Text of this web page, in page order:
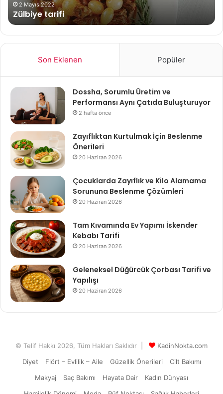
2 Mayıs 2022
Zülbiye tarifi
Son Eklenen Popüler
Dossha, Sorumlu Üretim ve
Performansı Aynı Çatıda Buluşturuyor
2 hafta önce
Zayıflıktan Kurtulmak İçin Beslenme
Önerileri
20 Haziran 2026
Çocuklarda Zayıflık ve Kilo Alamama
Sorununa Beslenme Çözümleri
20 Haziran 2026
Tam Kıvamında Ev Yapımı İskender
Kebabı Tarifi
20 Haziran 2026
Geleneksel Düğürcük Çorbası Tarifi ve
Yapılışı
20 Haziran 2026
© Telif Hakkı 2026, Tüm Hakları Saklıdır |
KadinNokta.com
Diyet
Flört – Evlilik – Aile Güzellik Önerileri
Cilt Bakımı
Makyaj
Saç Bakımı Hayata Dair
Kadın Dünyası